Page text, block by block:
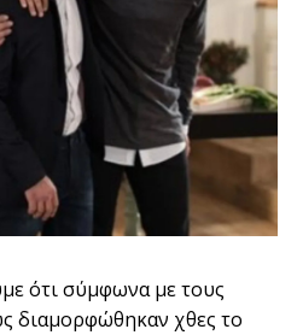
ότι σύμφωνα με τους
διαμορφώθηκαν χθες το